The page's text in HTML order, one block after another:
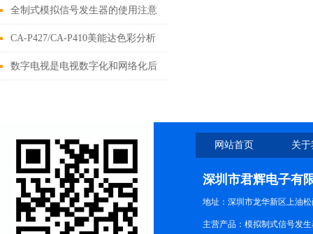
线长度差
全制式模拟信号发生器的使用注意
CA-P427/CA-P410美能达色彩分析
仪探头测试方案
数字电视是电视数字化和网络化后
网站首页 关
深圳市君辉电子有
地址：深圳市龙华新区上油松
主营产品：模拟制式信号发